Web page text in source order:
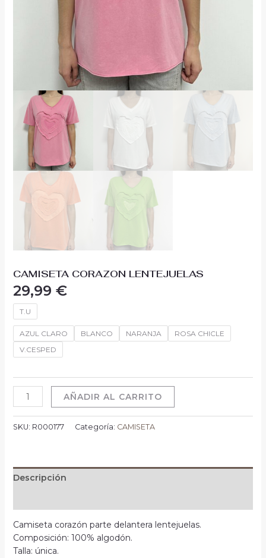
CAMISETA CORAZON LENTEJUELAS
29,99 €
T.U
AZUL CLARO BLANCO NARANJA
ROSA CHICLE
V.CESPED
AÑADIR AL CARRITO
SKU: R000177 Categoría: CAMISETA
Descripción
Camiseta corazón parte delantera lentejuelas.
Composición: 100% algodón.
Talla: única.